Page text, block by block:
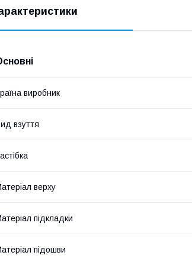
виробник
взуття
верху
підкладки
підошви